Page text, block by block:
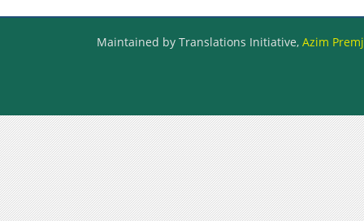
Maintained by Translations Initiative, Azim